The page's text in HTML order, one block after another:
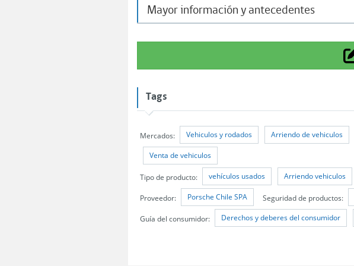
Mayor información y antecedentes
Tags
Mercados: Vehiculos y rodados Arriendo de vehiculos
Venta de vehiculos
Tipo de producto: vehículos usados Arriendo vehiculos
Proveedor: Porsche Chile SPA Seguridad de productos:
Guía del consumidor: Derechos y deberes del consumidor